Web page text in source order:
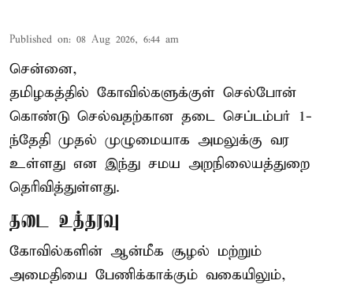
Published on: 08 Aug 2026, 6:44 am
சென்னை,
தமிழகத்தில் கோவில்களுக்குள் செல்போன்
கொண்டு செல்வதற்கான தடை செப்டம்பர் 1-
ந்தேதி முதல் முழுமையாக அமலுக்கு வர
உள்ளது என இந்து சமய அறநிலையத்துறை
தெரிவித்துள்ளது.
தடை உத்தரவு
கோவில்களின் ஆன்மீக சூழல் மற்றும்
அமைதியை பேணிக்காக்கும் வகையிலும்,